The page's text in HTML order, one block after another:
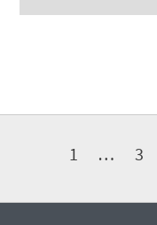
1 … 3